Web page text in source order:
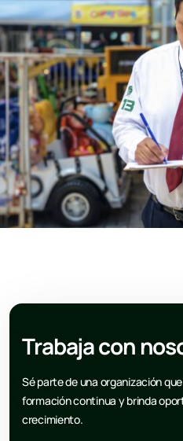
Trabaja con
Sé parte de una organización
formación continua y brinda
crecimiento.